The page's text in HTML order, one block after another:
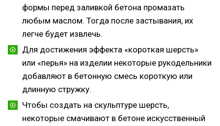
формы перед заливкой бетона промазать
любым маслом. Тогда после застывания, их
легче будет извлечь.
Для достижения эффекта «короткая шерсть»
или «перья» на изделии некоторые рукодельники
добавляют в бетонную смесь короткую или
длинную стружку.
Чтобы создать на скульптуре шерсть,
некоторые смачивают в бетоне искусственный